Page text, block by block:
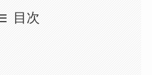
目次